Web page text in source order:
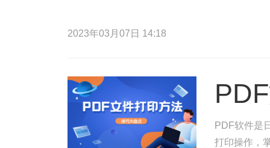
2023年03月07日 14:18
PDF软件是
打印操作，